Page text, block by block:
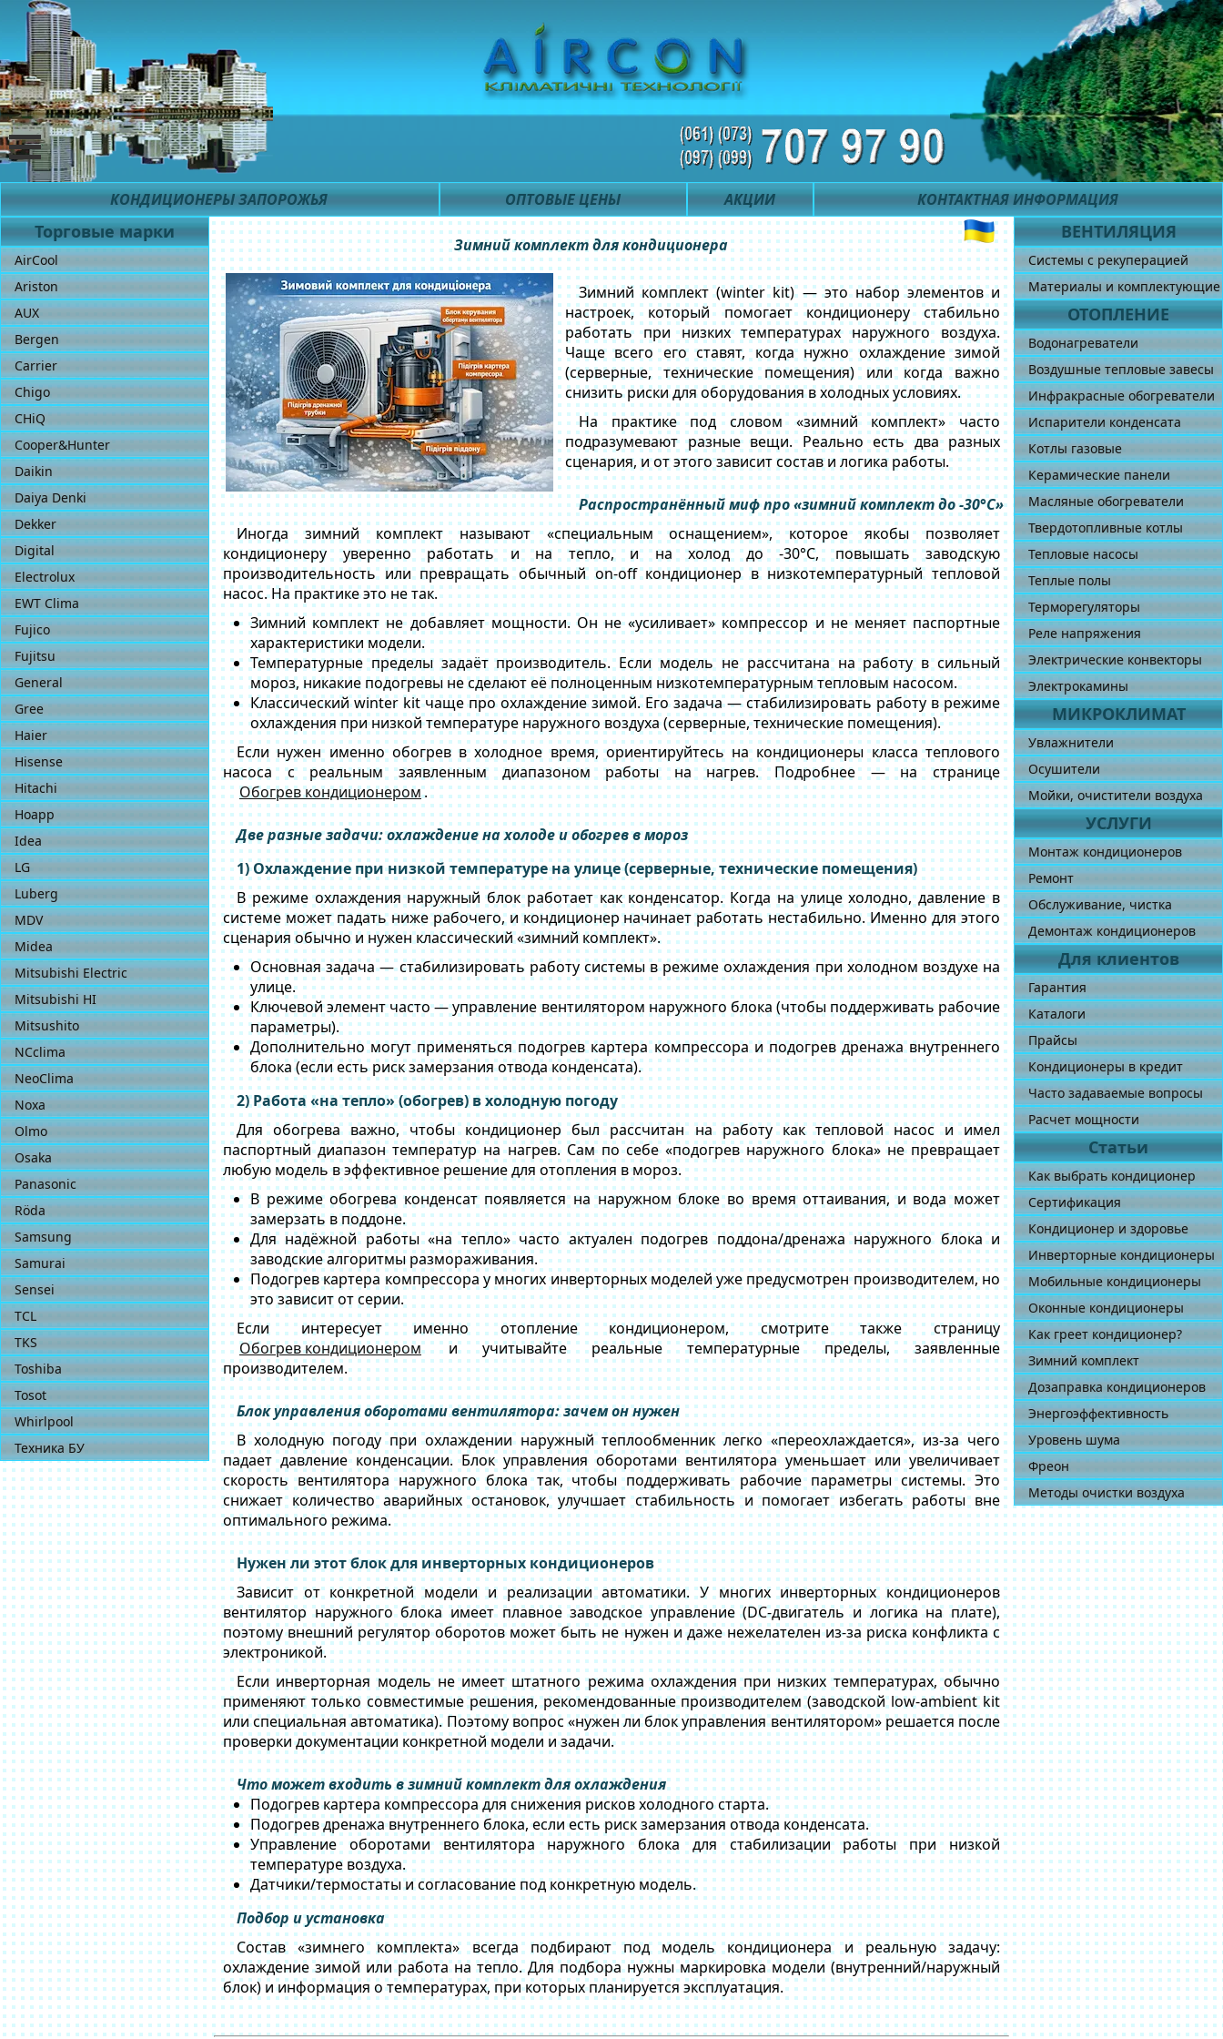
КОНДИЦИОНЕРЫ ЗАПОРОЖЬЯ ОПТОВЫЕ ЦЕНЫ АКЦИИ КОНТАКТНАЯ ИНФОРМАЦИЯ
Торговые марки
AirCool
Ariston
AUX
Bergen
Carrier
Chigo
CHiQ
Cooper&Hunter
Daikin
Daiya Denki
Dekker
Digital
Electrolux
EWT Clima
Fujico
Fujitsu
General
Gree
Haier
Hisense
Hitachi
Hoapp
Idea
LG
Luberg
MDV
Midea
Mitsubishi Electric
Mitsubishi HI
Mitsushito
NCclima
NeoСlima
Noxa
Olmo
Osaka
Panasonic
Röda
Samsung
Samurai
Sensei
TCL
TKS
Toshiba
Tosot
Whirlpool
Техника БУ
Зимний комплект для кондиционера
Зимний комплект (winter kit) — это набор элементов и
настроек, который помогает кондиционеру стабильно
работать при низких температурах наружного воздуха.
Чаще всего его ставят, когда нужно охлаждение зимой
(серверные, технические помещения) или когда важно
снизить риски для оборудования в холодных условиях.
На практике под словом «зимний комплект» часто
подразумевают разные вещи. Реально есть два разных
сценария, и от этого зависит состав и логика работы.
Распространённый миф про «зимний комплект до -30°C»
Иногда зимний комплект называют «специальным оснащением», которое якобы позволяет
кондиционеру уверенно работать и на тепло, и на холод до -30°C, повышать заводскую
производительность или превращать обычный on-off кондиционер в низкотемпературный тепловой
насос. На практике это не так.
Зимний комплект не добавляет мощности.Он не «усиливает» компрессор и не меняет паспортные
характеристики модели.
Температурные пределы задаёт производитель.Если модель не рассчитана на работу в сильный
мороз, никакие подогревы не сделают её полноценным низкотемпературным тепловым насосом.
Классический winter kit чаще про охлаждение зимой.Его задача — стабилизировать работу в режиме
охлаждения при низкой температуре наружного воздуха (серверные, технические помещения).
Если нужен именно обогрев в холодное время, ориентируйтесь на кондиционеры класса теплового
насоса с реальным заявленным диапазоном работы на нагрев. Подробнее — на странице
Обогрев кондиционером.
Две разные задачи: охлаждение на холоде и обогрев в мороз
1) Охлаждение при низкой температуре на улице (серверные, технические помещения)
В режиме охлаждения наружный блок работает как конденсатор. Когда на улице холодно, давление в
системе может падать ниже рабочего, и кондиционер начинает работать нестабильно. Именно для этого
сценария обычно и нужен классический «зимний комплект».
Основная задача — стабилизировать работу системы в режиме охлаждения при холодном воздухе на
улице.
Ключевой элемент часто — управление вентилятором наружного блока (чтобы поддерживать рабочие
параметры).
Дополнительно могут применяться подогрев картера компрессора и подогрев дренажа внутреннего
блока (если есть риск замерзания отвода конденсата).
2) Работа «на тепло» (обогрев) в холодную погоду
Для обогрева важно, чтобы кондиционер был рассчитан на работу как тепловой насос и имел
паспортный диапазон температур на нагрев. Сам по себе «подогрев наружного блока» не превращает
любую модель в эффективное решение для отопления в мороз.
В режиме обогрева конденсат появляется на наружном блоке во время оттаивания, и вода может
замерзать в поддоне.
Для надёжной работы «на тепло» часто актуален подогрев поддона/дренажа наружного блока и
заводские алгоритмы размораживания.
Подогрев картера компрессора у многих инверторных моделей уже предусмотрен производителем, но
это зависит от серии.
Если интересует именно отопление кондиционером, смотрите также страницу
Обогрев кондиционероми учитывайте реальные температурные пределы, заявленные
производителем.
Блок управления оборотами вентилятора: зачем он нужен
В холодную погоду приохлаждениинаружный теплообменник легко «переохлаждается», из-за чего
падает давление конденсации. Блок управления оборотами вентилятора уменьшает или увеличивает
скорость вентилятора наружного блока так, чтобы поддерживать рабочие параметры системы. Это
снижает количество аварийных остановок, улучшает стабильность и помогает избегать работы вне
оптимального режима.
Нужен ли этот блок для инверторных кондиционеров
Зависит от конкретной модели и реализации автоматики. У многих инверторных кондиционеров
вентилятор наружного блока имеет плавное заводское управление (DC-двигатель и логика на плате),
поэтому внешний регулятор оборотов может быть не нужен и даже нежелателен из-за риска конфликта с
электроникой.
Если инверторная модель не имеет штатного режима охлаждения при низких температурах, обычно
применяют только совместимые решения, рекомендованные производителем (заводской low-ambient kit
или специальная автоматика). Поэтому вопрос «нужен ли блок управления вентилятором» решается после
проверки документации конкретной модели и задачи.
Что может входить в зимний комплект для охлаждения
Подогрев картера компрессора для снижения рисков холодного старта.
Подогрев дренажа внутреннего блока, если есть риск замерзания отвода конденсата.
Управление оборотами вентилятора наружного блока для стабилизации работы при низкой
температуре воздуха.
Датчики/термостаты и согласование под конкретную модель.
Подбор и установка
Состав «зимнего комплекта» всегда подбирают под модель кондиционера и реальную задачу:
охлаждение зимой или работа на тепло. Для подбора нужны маркировка модели (внутренний/наружный
блок) и информация о температурах, при которых планируется эксплуатация.
ВЕНТИЛЯЦИЯ
Системы с рекуперацией
Материалы и комплектующие
ОТОПЛЕНИЕ
Водонагреватели
Воздушные тепловые завесы
Инфракрасные обогреватели
Испарители конденсата
Котлы газовые
Керамические панели
Масляные обогреватели
Твердотопливные котлы
Тепловые насосы
Теплые полы
Терморегуляторы
Реле напряжения
Электрические конвекторы
Электрокамины
МИКРОКЛИМАТ
Увлажнители
Осушители
Мойки, очистители воздуха
УСЛУГИ
Монтаж кондиционеров
Ремонт
Обслуживание, чистка
Демонтаж кондиционеров
Для клиентов
Гарантия
Каталоги
Прайсы
Кондиционеры в кредит
Часто задаваемые вопросы
Расчет мощности
Статьи
Как выбрать кондиционер
Сертификация
Кондиционер и здоровье
Инверторные кондиционеры
Мобильные кондиционеры
Оконные кондиционеры
Как греет кондиционер?
Зимний комплект
Дозаправка кондиционеров
Энергоэффективность
Уровень шума
Фреон
Методы очистки воздуха